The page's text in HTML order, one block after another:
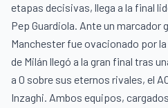
etapas decisivas, llega a la final
Pep Guardiola. Ante un marcador
Manchester fue ovacionado por
de Milán llegó a la gran final tras
a 0 sobre sus eternos rivales, el
Inzaghi. Ambos equipos,